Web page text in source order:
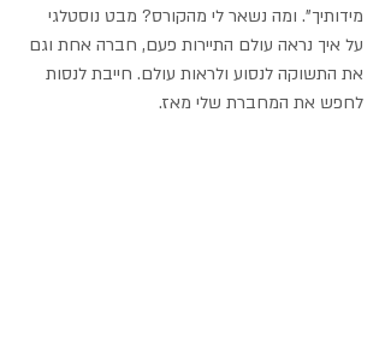
מידותיך". ומה נשאר לי מהקורס? מבט נוסטלגי
על איך נראה עולם התיירות פעם, חברה אחת וגם
את התשוקה לנסוע ולראות עולם. חייבת לנסות
לחפש את המחברת שלי מאז.